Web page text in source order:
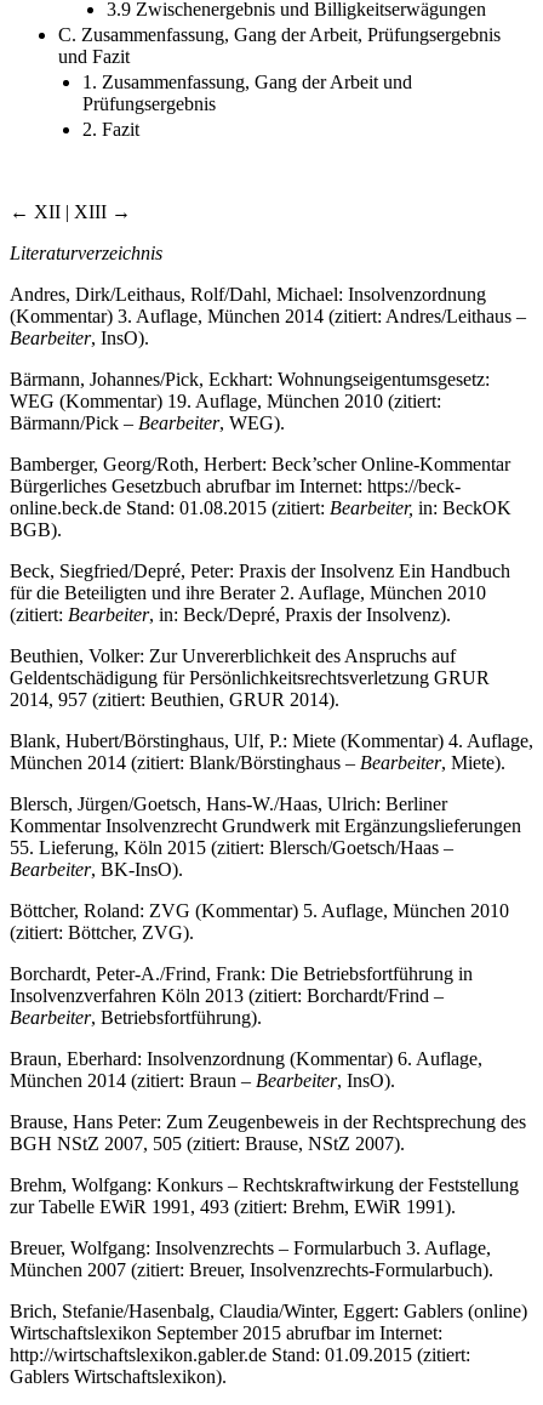
3.9 Zwischenergebnis und Billigkeitserwägungen
C. Zusammenfassung, Gang der Arbeit, Prüfungsergebnis
und Fazit
1. Zusammenfassung, Gang der Arbeit und
Prüfungsergebnis
2. Fazit
← XII | XIII →
Literaturverzeichnis
Andres, Dirk/Leithaus, Rolf/Dahl, Michael: Insolvenzordnung
(Kommentar) 3. Auflage, München 2014 (zitiert: Andres/Leithaus –
Bearbeiter, InsO).
Bärmann, Johannes/Pick, Eckhart: Wohnungseigentumsgesetz:
WEG (Kommentar) 19. Auflage, München 2010 (zitiert:
Bärmann/Pick – Bearbeiter, WEG).
Bamberger, Georg/Roth, Herbert: Beck’scher Online-Kommentar
Bürgerliches Gesetzbuch abrufbar im Internet: https://beck-
online.beck.de Stand: 01.08.2015 (zitiert: Bearbeiter, in: BeckOK
BGB).
Beck, Siegfried/Depré, Peter: Praxis der Insolvenz Ein Handbuch
für die Beteiligten und ihre Berater 2. Auflage, München 2010
(zitiert: Bearbeiter, in: Beck/Depré, Praxis der Insolvenz).
Beuthien, Volker: Zur Unvererblichkeit des Anspruchs auf
Geldentschädigung für Persönlichkeitsrechtsverletzung GRUR
2014, 957 (zitiert: Beuthien, GRUR 2014).
Blank, Hubert/Börstinghaus, Ulf, P.: Miete (Kommentar) 4. Auflage,
München 2014 (zitiert: Blank/Börstinghaus – Bearbeiter, Miete).
Blersch, Jürgen/Goetsch, Hans-W./Haas, Ulrich: Berliner
Kommentar Insolvenzrecht Grundwerk mit Ergänzungslieferungen
55. Lieferung, Köln 2015 (zitiert: Blersch/Goetsch/Haas –
Bearbeiter, BK-InsO).
Böttcher, Roland: ZVG (Kommentar) 5. Auflage, München 2010
(zitiert: Böttcher, ZVG).
Borchardt, Peter-A./Frind, Frank: Die Betriebsfortführung in
Insolvenzverfahren Köln 2013 (zitiert: Borchardt/Frind –
Bearbeiter, Betriebsfortführung).
Braun, Eberhard: Insolvenzordnung (Kommentar) 6. Auflage,
München 2014 (zitiert: Braun – Bearbeiter, InsO).
Brause, Hans Peter: Zum Zeugenbeweis in der Rechtsprechung des
BGH NStZ 2007, 505 (zitiert: Brause, NStZ 2007).
Brehm, Wolfgang: Konkurs – Rechtskraftwirkung der Feststellung
zur Tabelle EWiR 1991, 493 (zitiert: Brehm, EWiR 1991).
Breuer, Wolfgang: Insolvenzrechts – Formularbuch 3. Auflage,
München 2007 (zitiert: Breuer, Insolvenzrechts-Formularbuch).
Brich, Stefanie/Hasenbalg, Claudia/Winter, Eggert: Gablers (online)
Wirtschaftslexikon September 2015 abrufbar im Internet:
http://wirtschaftslexikon.gabler.de Stand: 01.09.2015 (zitiert:
Gablers Wirtschaftslexikon).